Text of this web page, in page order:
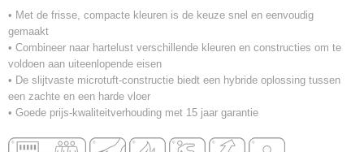
• Met de frisse, compacte kleuren is de keuze snel en eenvoudig
gemaakt
• Combineer naar hartelust verschillende kleuren en constructies om te
voldoen aan uiteenlopende eisen
• De slijtvaste microtuft-constructie biedt een hybride oplossing tussen
een zachte en een harde vloer
• Goede prijs-kwaliteitverhouding met 15 jaar garantie